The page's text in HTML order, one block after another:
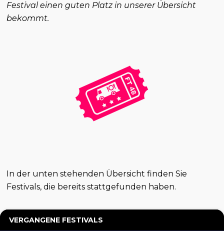
Festival einen guten Platz in unserer Übersicht
bekommt.
In der unten stehenden Übersicht finden Sie
Festivals, die bereits stattgefunden haben.
VERGANGENE FESTIVALS